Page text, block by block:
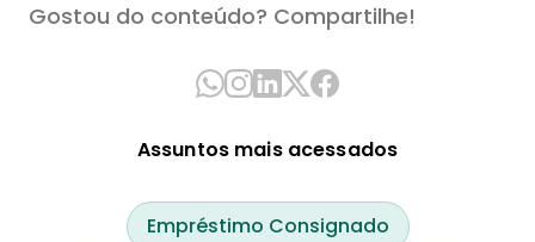
Gostou do conteúdo? Compartilhe!
Assuntos mais acessados
Empréstimo Consignado